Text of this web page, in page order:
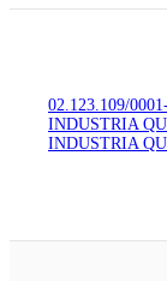
02.123.109/
INDUSTRIA
INDUSTRIA